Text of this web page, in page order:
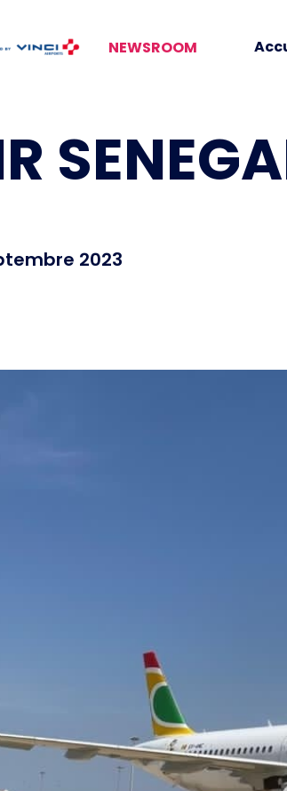
NEWSROOM
2023